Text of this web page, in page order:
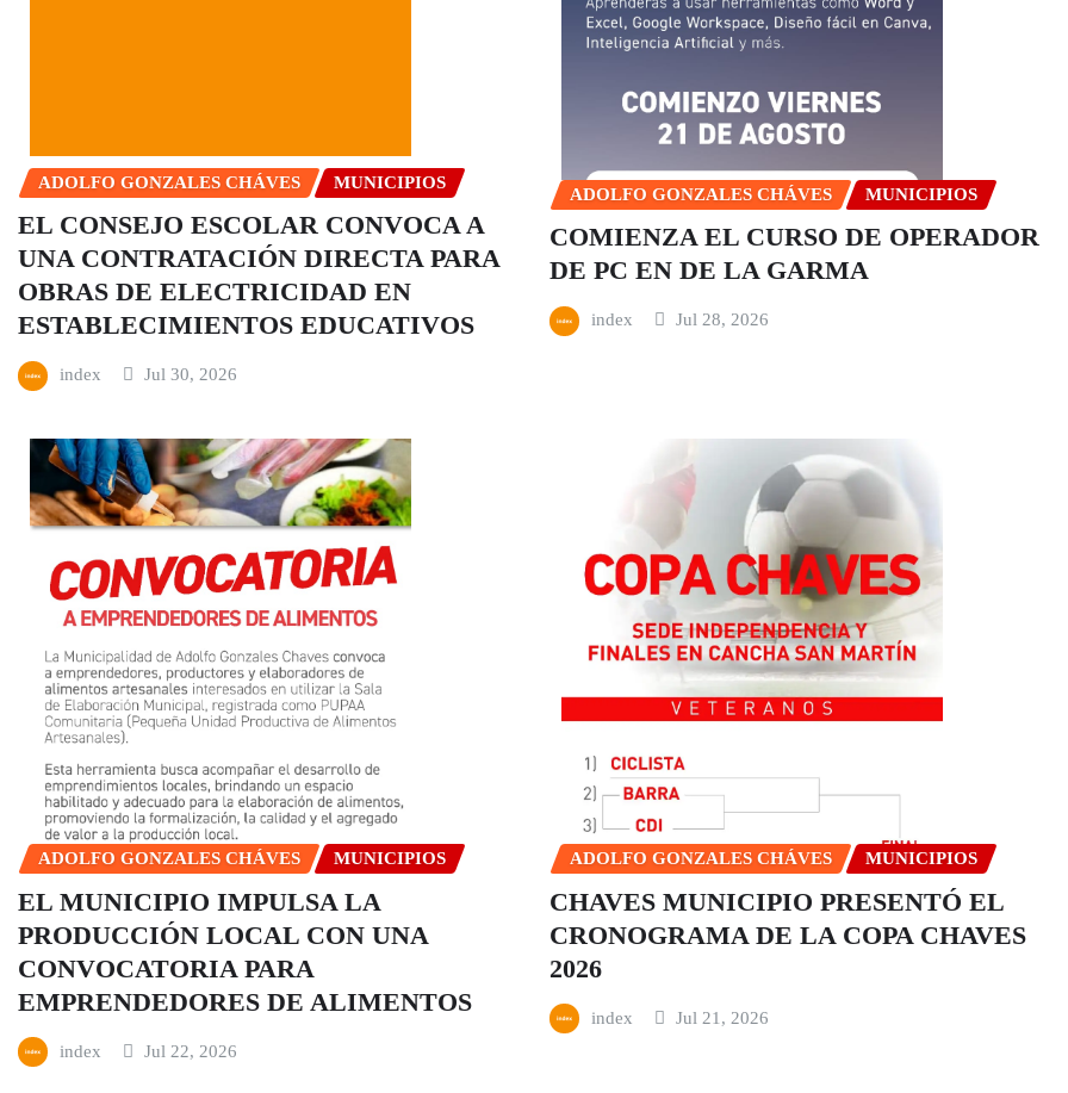
ADOLFO GONZALES CHÁVES MUNICIPIOS
EL CONSEJO ESCOLAR CONVOCA A
UNA CONTRATACIÓN DIRECTA PARA
OBRAS DE ELECTRICIDAD EN
ESTABLECIMIENTOS EDUCATIVOS
index Jul 30, 2026
ADOLFO GONZALES CHÁVES MUNICIPIOS
COMIENZA EL CURSO DE OPERADOR
DE PC EN DE LA GARMA
index Jul 28, 2026
ADOLFO GONZALES CHÁVES MUNICIPIOS
EL MUNICIPIO IMPULSA LA
PRODUCCIÓN LOCAL CON UNA
CONVOCATORIA PARA
EMPRENDEDORES DE ALIMENTOS
index Jul 22, 2026
ADOLFO GONZALES CHÁVES MUNICIPIOS
CHAVES MUNICIPIO PRESENTÓ EL
CRONOGRAMA DE LA COPA CHAVES
2026
index Jul 21, 2026